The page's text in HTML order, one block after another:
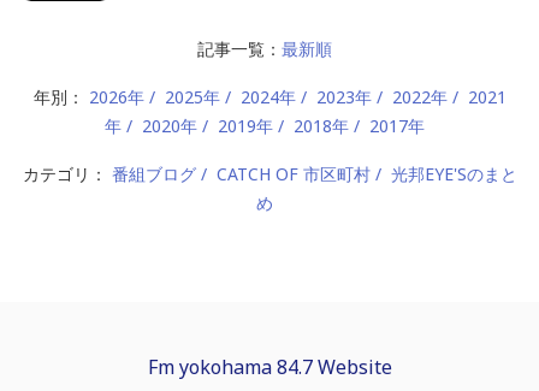
記事一覧： 最新順
年別： 2026年 2025年 2024年 2023年 2022年
2021
年
2020年 2019年 2018年 2017年
カテゴリ： 番組ブログ CATCH OF 市区町村
光邦EYE'Sのまと
め
Fm yokohama 84.7 Website